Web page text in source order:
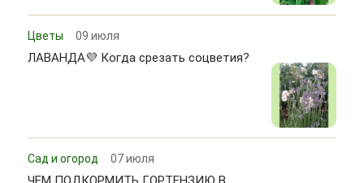
Цветы 09 июля
ЛАВАНДА💜 Когда срезать соцветия?
Сад и огород 07 июля